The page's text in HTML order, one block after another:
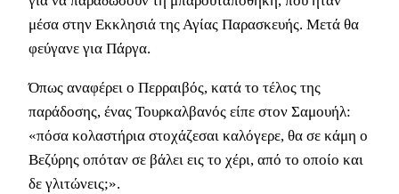
μέσα στην Εκκλησιά της Αγίας Παρασκευής. Μετά θα
φεύγανε για Πάργα.
Όπως αναφέρει ο Περραιβός, κατά το τέλος της
παράδοσης, ένας Τουρκαλβανός είπε στον Σαμουήλ:
«πόσα κολαστήρια στοχάζεσαι καλόγερε, θα σε κάμη ο
Βεζύρης οπόταν σε βάλει εις το χέρι, από το οποίο και
δε γλιτώνεις;».